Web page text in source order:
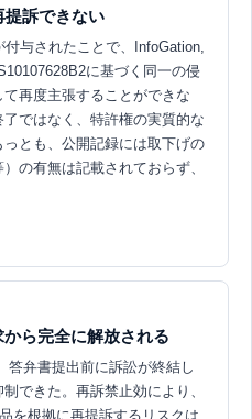
訴できない
与されたことで、InfoGation,
に基づく同一の侵
再度主張することができな
ではなく、特許権の実質的な
とも、公開記録には取下げの
の有無は記載されておらず、
ら完全に解放される
答弁書提出前に訴訟が終結し
できた。再訴禁止効により、
を根拠に再提訴するリスクは